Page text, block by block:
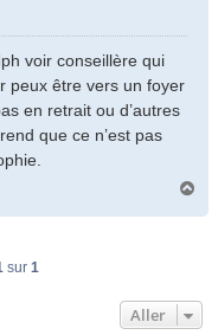
voir conseillère qui
peux être vers un foyer
en retrait ou d’autres
que ce n’est pas
sur 1
Aller